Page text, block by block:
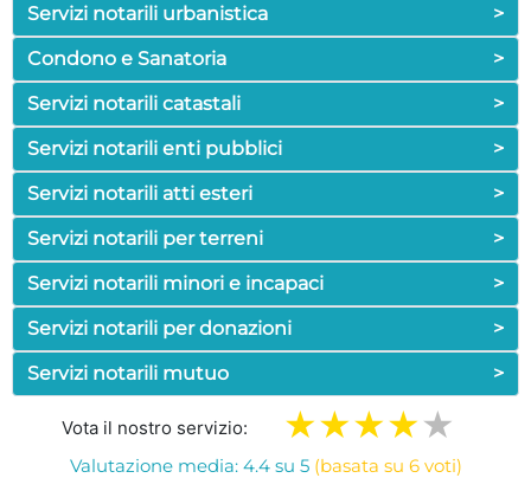
Servizi notarili urbanistica
>
Condono e Sanatoria
>
Servizi notarili catastali
>
Servizi notarili enti pubblici
>
Servizi notarili atti esteri
>
Servizi notarili per terreni
>
Servizi notarili minori e incapaci
>
Servizi notarili per donazioni
>
Servizi notarili mutuo
>
Vota il nostro servizio:
Valutazione media: 4.4 su 5 (basata su 6 voti)